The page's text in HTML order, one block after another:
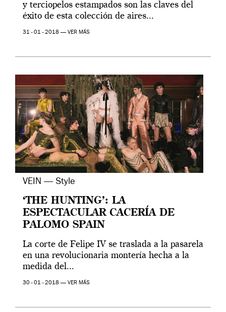
y terciopelos estampados son las claves del
éxito de esta colección de aires...
31 - 01 - 2018 — VER MÁS
VEIN — Style
‘THE HUNTING’: LA
ESPECTACULAR CACERÍA DE
PALOMO SPAIN
La corte de Felipe IV se traslada a la pasarela
en una revolucionaria montería hecha a la
medida del...
30 - 01 - 2018 — VER MÁS